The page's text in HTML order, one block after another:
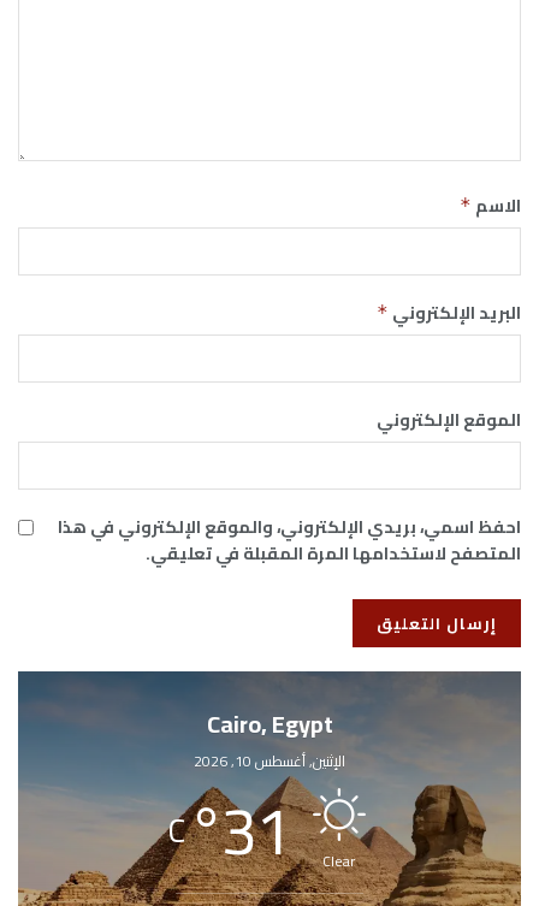
الاسم *
البريد الإلكتروني *
الموقع الإلكتروني
احفظ اسمي، بريدي الإلكتروني، والموقع الإلكتروني في هذا
المتصفح لاستخدامها المرة المقبلة في تعليقي.
Cairo, Egypt
الإثنين, أغسطس 10, 2026
Clear
31
°
C